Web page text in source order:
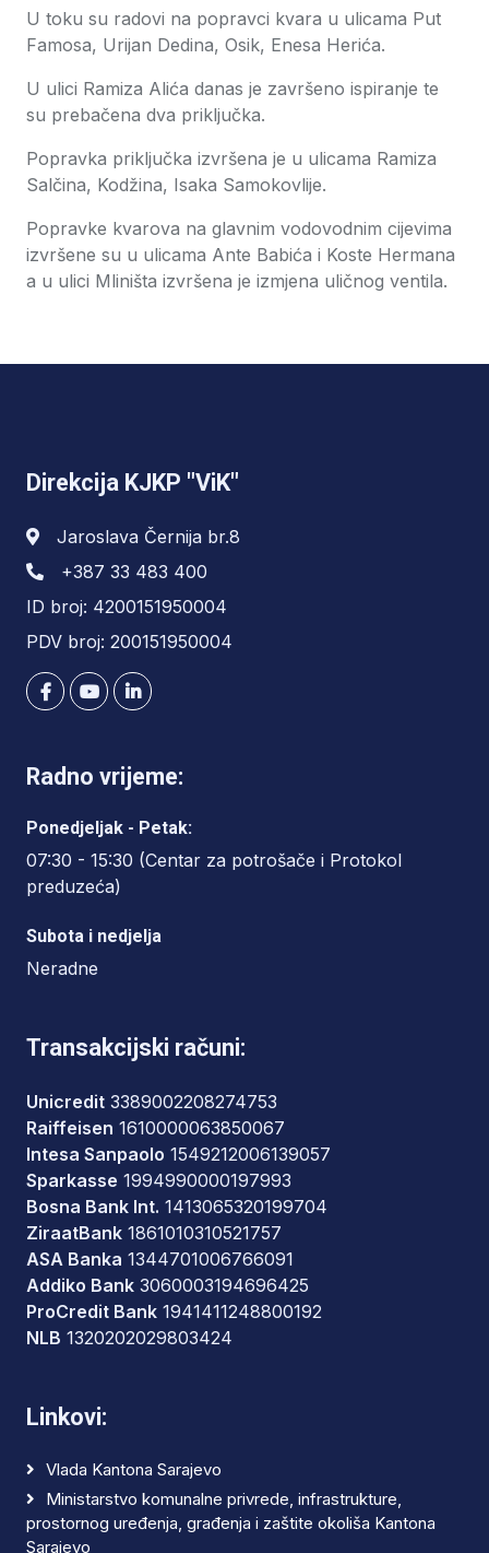
U toku su radovi na popravci kvara u ulicama Put
Famosa, Urijan Dedina, Osik, Enesa Herića.
U ulici Ramiza Alića danas je završeno ispiranje te
su prebačena dva priključka.
Popravka priključka izvršena je u ulicama Ramiza
Salčina, Kodžina, Isaka Samokovlije.
Popravke kvarova na glavnim vodovodnim cijevima
izvršene su u ulicama Ante Babića i Koste Hermana
a u ulici Mliništa izvršena je izmjena uličnog ventila.
Direkcija KJKP "ViK"
Jaroslava Černija br.8
+387 33 483 400
ID broj: 4200151950004
PDV broj: 200151950004
Radno vrijeme:
Ponedjeljak - Petak:
07:30 - 15:30 (Centar za potrošače i Protokol
preduzeća)
Subota i nedjelja
Neradne
Transakcijski računi:
Unicredit 3389002208274753
Raiffeisen 1610000063850067
Intesa Sanpaolo 1549212006139057
Sparkasse 1994990000197993
Bosna Bank Int. 1413065320199704
ZiraatBank 1861010310521757
ASA Banka 1344701006766091
Addiko Bank 3060003194696425
ProCredit Bank 1941411248800192
NLB 1320202029803424
Linkovi:
Vlada Kantona Sarajevo
Ministarstvo komunalne privrede, infrastrukture,
prostornog uređenja, građenja i zaštite okoliša Kantona
Sarajevo